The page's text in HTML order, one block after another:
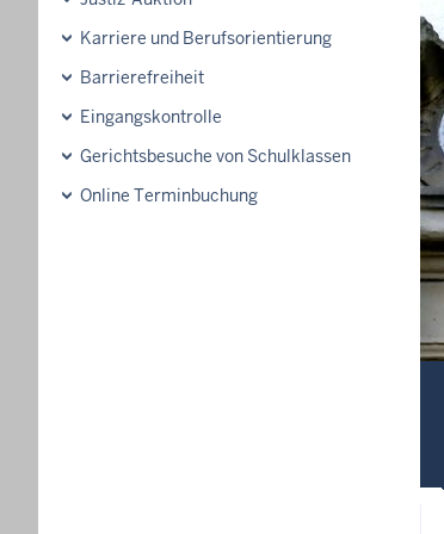
Karriere und Berufsorientierung
Barrierefreiheit
Eingangskontrolle
Gerichtsbesuche von Schulklassen
Online Terminbuchung